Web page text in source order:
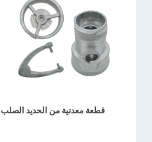
قطعة معدنية من الحديد الصلب